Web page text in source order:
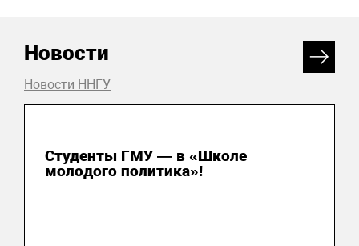
Новости
Новости ННГУ
Студенты ГМУ — в «Школе
молодого политика»!